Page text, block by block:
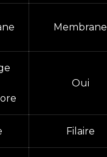
Membrane
Oui
Filaire